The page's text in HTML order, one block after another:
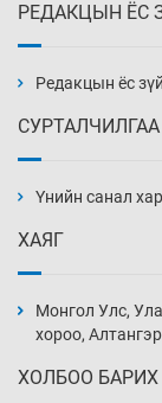
РЕДАКЦЫН ЁС
Редакцын ёс зүй
Үнийн санал
ХАЯГ
Монгол Улс,
хороо,
ХОЛБОО БАРИХ